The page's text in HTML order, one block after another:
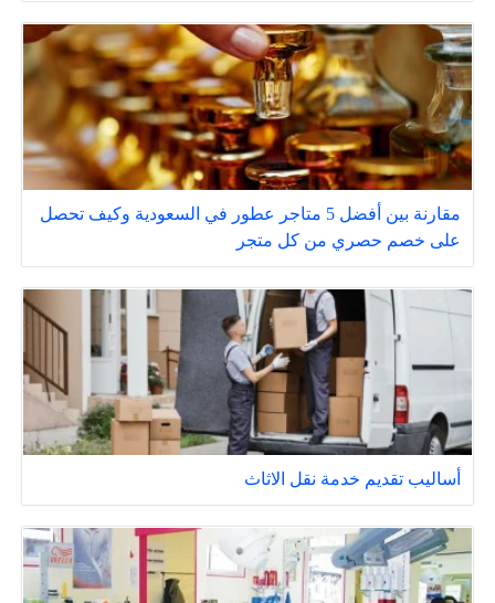
مقارنة بين أفضل 5 متاجر عطور في السعودية وكيف تحصل
على خصم حصري من كل متجر
أساليب تقديم خدمة نقل الاثاث